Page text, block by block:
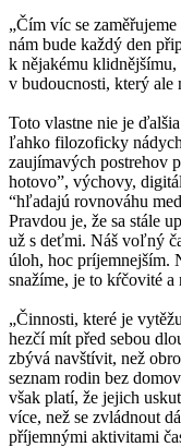
„Čím víc se
nám bude každý den
k nějakému
v budoucnosti, který ale
Toto vlastne nie je
ľahko filozoficky
zaujímavých postrehov
hotovo”, výchovy,
“hľadajú rovnováhu
Pravdou je, že sa stále
už s deťmi. Náš voľný
úloh, hoc príjemnejším.
snažíme, je to kŕčovité a
„Činnosti, které je
hezčí mít před sebou
zbývá navštívit, než
seznam rodin bez
však platí, že jejich
více, než se zvládnout
příjemnými aktivitami